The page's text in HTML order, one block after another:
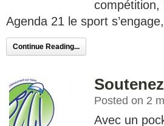
compétition,
Agenda 21 le sport
Continue Reading...
Posted on 2
Avec un